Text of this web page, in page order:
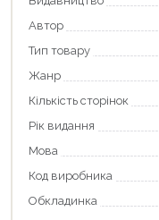
Автор
Тип товару
Жанр
Кількість сторінок
Рік видання
Мова
Код виробника
Обкладинка